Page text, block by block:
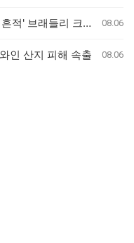
브리티시컬럼비아주 목장주, '파괴의 흔적' 브래들리 크릭 산불로 집 잃은 참상 증언 08.06
인 산지 피해 속출 08.06